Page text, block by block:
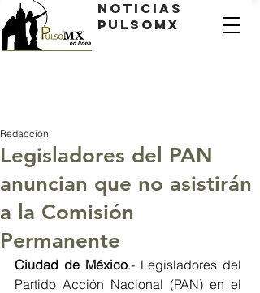
Noticias
PulsoMX
Legisladores del PAN
anuncian que no asistirán
a la Comisión
Permanente
Redacción
Ciudad de México.- Legisladores del
Partido Acción Nacional (PAN) en el